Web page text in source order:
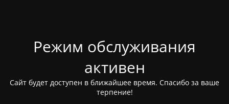
Режим обслуживания
активен
Сайт будет доступен в ближайшее время. Спасибо за ваше
терпение!